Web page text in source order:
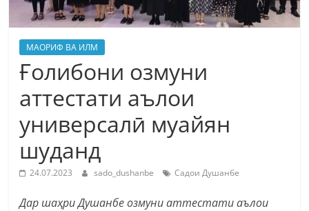
МАОРИФ ВА ИЛМ
Ғолибони озмуни
аттестати аълои
универсалӣ муайян
шуданд
24.07.2023 sado_dushanbe Садои Душанбе
Дар шаҳри Душанбе озмуни аттестати аълои